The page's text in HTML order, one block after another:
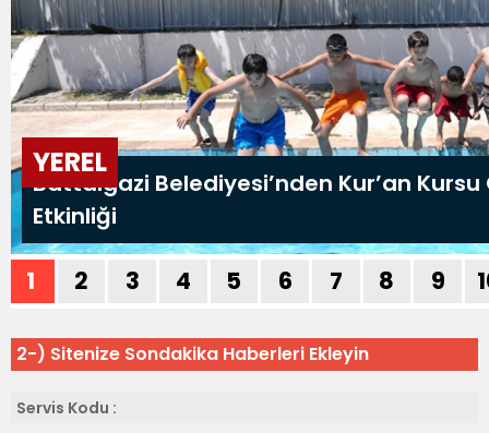
2-) Sitenize Sondakika Haberleri Ekleyin
Servis Kodu :